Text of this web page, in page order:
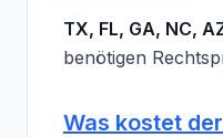
TX, FL, GA, NC,
benötigen
Was kostet